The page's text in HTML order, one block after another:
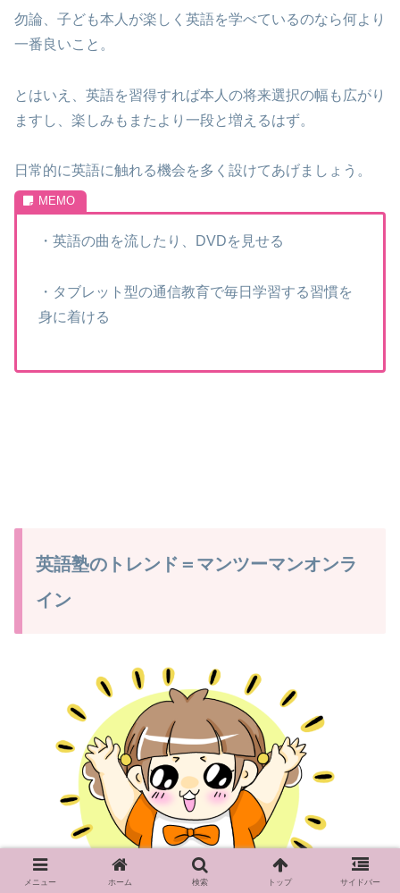
勿論、子ども本人が楽しく英語を学べているのなら何より
一番良いこと。
とはいえ、英語を習得すれば本人の将来選択の幅も広がり
ますし、楽しみもまたより一段と増えるはず。
日常的に英語に触れる機会を多く設けてあげましょう。
・英語の曲を流したり、DVDを見せる
・タブレット型の通信教育で毎日学習する習慣を
身に着ける
英語塾のトレンド＝マンツーマンオンラ
イン
メニュー ホーム 検索 トップ サイドバー